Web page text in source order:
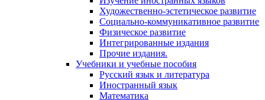
Художественно-эстетическое развитие
Социально-коммуникативное развитие
Физическое развитие
Интегрированные издания
Прочие издания.
Учебники и учебные пособия
Русский язык и литература
Иностранный язык
Математика